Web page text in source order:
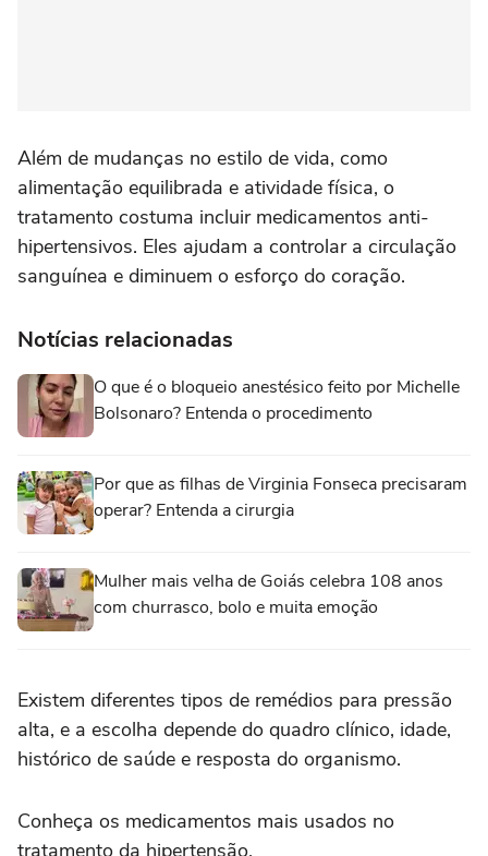
Além de mudanças no estilo de vida, como
alimentação equilibrada e atividade física, o
tratamento costuma incluir medicamentos anti-
hipertensivos. Eles ajudam a controlar a circulação
sanguínea e diminuem o esforço do coração.
Notícias relacionadas
O que é o bloqueio anestésico feito por Michelle
Bolsonaro? Entenda o procedimento
Por que as filhas de Virginia Fonseca precisaram
operar? Entenda a cirurgia
Mulher mais velha de Goiás celebra 108 anos
com churrasco, bolo e muita emoção
Existem diferentes tipos de remédios para pressão
alta, e a escolha depende do quadro clínico, idade,
histórico de saúde e resposta do organismo.
Conheça os medicamentos mais usados no
tratamento da hipertensão.